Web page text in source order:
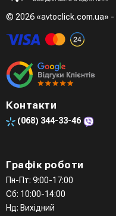
© 2026 «avtoclick.com.ua» -
Контакти
(068) 344-33-46
Графік роботи
Пн-Пт: 9:00-17:00
Сб: 10:00-14:00
Нд: Вихідний